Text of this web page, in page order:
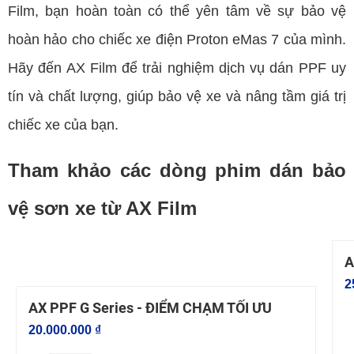
Film, bạn hoàn toàn có thể yên tâm về sự bảo vệ
hoàn hảo cho chiếc xe điện Proton eMas 7 của mình.
Hãy đến AX Film để trải nghiệm dịch vụ dán PPF uy
tín và chất lượng, giúp bảo vệ xe và nâng tầm giá trị
chiếc xe của bạn.
Tham khảo các dòng phim dán bảo
vệ sơn xe từ AX Film
AX PPF G Series - ĐIỂM CHẠM TỐI ƯU
20.000.000 ₫